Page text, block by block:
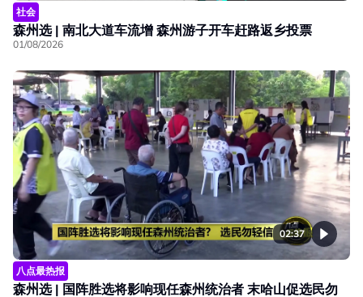
社会
森州选 | 南北大道车流增 森州游子开车赶路返乡投票
01/08/2026
02:37
八点最热报
森州选 | 国阵胜选将影响现任森州统治者 末哈山促选民勿